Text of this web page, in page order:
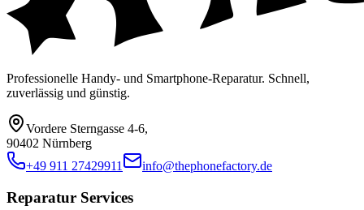
Professionelle Handy- und Smartphone-Reparatur. Schnell,
zuverlässig und günstig.
Vordere Sterngasse 4-6,
90402 Nürnberg
+49 911 27429911
info@thephonefactory.de
Reparatur Services